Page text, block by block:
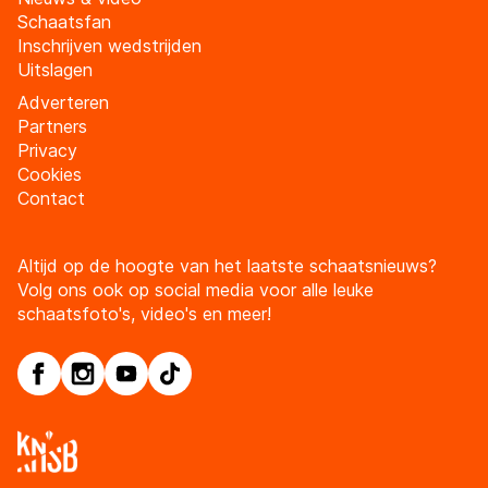
Schaatsfan
Inschrijven wedstrijden
Uitslagen
Adverteren
Partners
Privacy
Cookies
Contact
Altijd op de hoogte van het laatste schaatsnieuws?
Volg ons ook op social media voor alle leuke
schaatsfoto's, video's en meer!